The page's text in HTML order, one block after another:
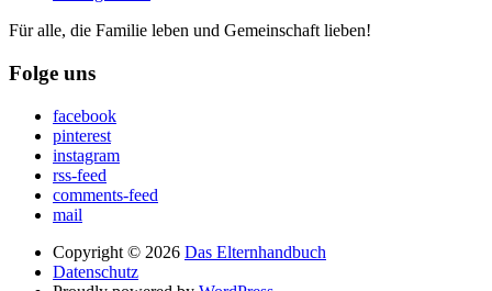
Für alle, die Familie leben und Gemeinschaft lieben!
Folge uns
facebook
pinterest
instagram
rss-feed
comments-feed
mail
Copyright © 2026 Das Elternhandbuch
Datenschutz